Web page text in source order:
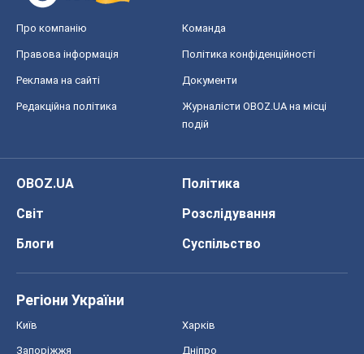
Про компанію Команда
Правова інформація Політика конфіденційності
Реклама на сайті Документи
Редакційна політика
Журналісти OBOZ.UA на місці
подій
OBOZ.UA
Політика
Світ
Розслідування
Блоги
Суспільство
Регіони України
Київ Харків
Запоріжжя Дніпро